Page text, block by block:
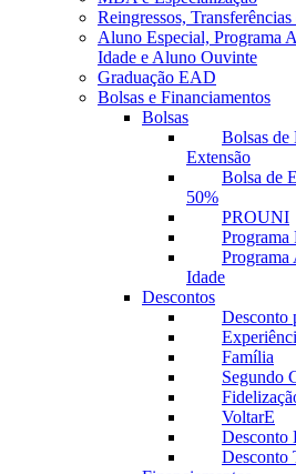
Reingressos,
Aluno Especial, Programa
Idade e Aluno Ouvinte
Graduação EAD
Bolsas e Financiamentos
Bolsas
Bolsas de
Extensão
Bolsa de
50%
PROUNI
Programa
Programa
Idade
Descontos
Desconto
Família
Segundo
VoltarE
Desconto
Desconto